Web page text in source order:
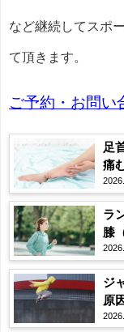
など継続してスポ
て頂きます。
ご予約・お問い
足
痛
ラ
膝
ジ
原